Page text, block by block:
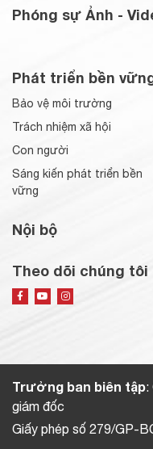
Phóng sự Ảnh -
Phát triển bền
Bảo vệ môi trường
Trách nhiệm xã hội
Con người
Sáng kiến phát triển bền
vững
Nội bộ
Theo dõi chúng tôi
Trưởng ban biên tập:
giám đốc
Giấy phép số 279/GP-